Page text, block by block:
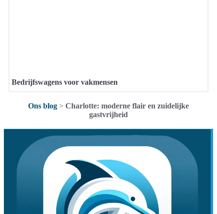
Bedrijfswagens voor vakmensen
Ons blog > Charlotte: moderne flair en zuidelijke
gastvrijheid